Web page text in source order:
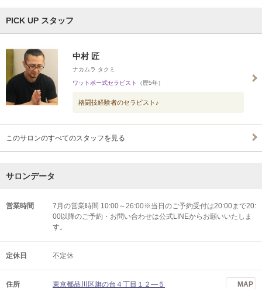
PICK UP スタッフ
中村 匠
ナカムラ タクミ
ワットポー式セラピスト （歴5年）
格闘技経験者のセラピスト♪
このサロンのすべてのスタッフを見る
サロンデータ
営業時間
7月の営業時間 10:00～26:00※当日のご予約受付は20:00まで20:
00以降のご予約・お問い合わせは公式LINEからお願いいたしま
す。
定休日 不定休
住所 東京都品川区旗の台４丁目１２―５ MAP